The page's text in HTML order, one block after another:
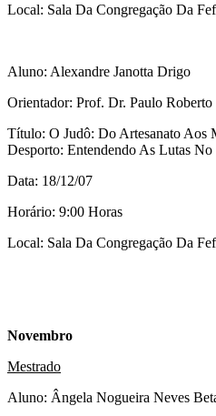
Local: Sala Da Congregação Da Fef
Aluno: Alexandre Janotta Drigo
Orientador: Prof. Dr. Paulo
Título: O Judô: Do Artesanato Aos
Desporto: Entendendo As Lutas No
Data: 18/12/07
Horário: 9:00 Horas
Local: Sala Da Congregação Da Fef
Novembro
Mestrado
Aluno: Ângela Nogueira Neves